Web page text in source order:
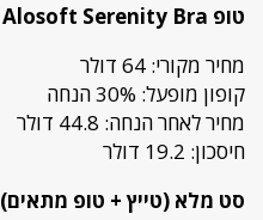
טופ Alosoft Serenity Bra
מחיר מקורי: 64 דולר
קופון מופעל: 30% הנחה
מחיר לאחר הנחה: 44.8 דולר
חיסכון: 19.2 דולר
סט מלא (טייץ + טופ מתאים)